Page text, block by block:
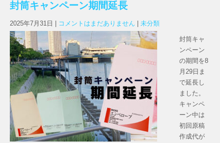
封筒キャンペーン期間延長
2025年7月31日 コメントはまだありません 未分類
封筒キャ
ンペーン
の期間を8
月29日ま
で延長し
ました。
キャンペ
ーン中は
初回原稿
作成代が